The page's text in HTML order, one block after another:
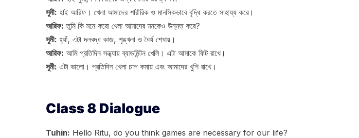
সুমী: হাই আরিফ। খেলা আমাদের শারীরিক ও মানসিকভাবে বৃদ্ধি করতে সাহায্য করে।
আরিফ: তুমি কি মনে করো খেলা আমাদের মনকেও উন্নত করে?
সুমী: হ্যাঁ, এটা দলবদ্ধ কাজ, শৃঙ্খলা ও ধৈর্য শেখায়।
আরিফ: আমি প্রতিদিন সন্ধ্যায় ব্যাডমিন্টন খেলি। এটা আমাকে ফিট রাখে।
সুমী: এটা ভালো। প্রতিদিন খেলা চাপ কমায় এবং আমাদের খুশি রাখে।
Class 8 Dialogue
Tuhin: Hello Ritu, do you think games are necessary for our life?